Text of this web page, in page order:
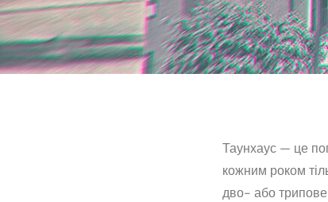
Таунхаус — це
кожним роком
дво- або